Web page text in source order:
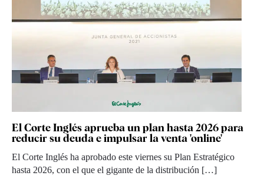
El Corte Inglés aprueba un plan hasta 2026 para
reducir su deuda e impulsar la venta 'online'
El Corte Inglés ha aprobado este viernes su Plan Estratégico
hasta 2026, con el que el gigante de la distribución […]